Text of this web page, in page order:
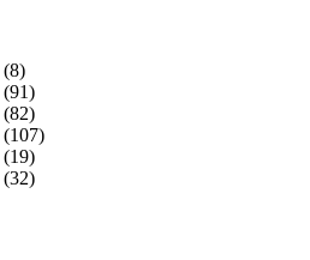
(8)
(91)
(82)
(107)
(19)
(32)